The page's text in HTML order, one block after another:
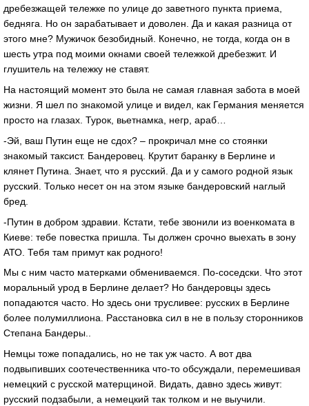
дребезжащей тележке по улице до заветного пункта приема,
бедняга. Но он зарабатывает и доволен. Да и какая разница от
этого мне? Мужичок безобидный. Конечно, не тогда, когда он в
шесть утра под моими окнами своей тележкой дребезжит. И
глушитель на тележку не ставят.
На настоящий момент это была не самая главная забота в моей
жизни. Я шел по знакомой улице и видел, как Германия меняется
просто на глазах. Турок, вьетнамка, негр, араб…
-Эй, ваш Путин еще не сдох? – прокричал мне со стоянки
знакомый таксист. Бандеровец. Крутит баранку в Берлине и
клянет Путина. Знает, что я русский. Да и у самого родной язык
русский. Только несет он на этом языке бандеровский наглый
бред.
-Путин в добром здравии. Кстати, тебе звонили из военкомата в
Киеве: тебе повестка пришла. Ты должен срочно выехать в зону
АТО. Тебя там примут как родного!
Мы с ним часто матерками обмениваемся. По-соседски. Что этот
моральный урод в Берлине делает? Но бандеровцы здесь
попадаются часто. Но здесь они трусливее: русских в Берлине
более полумиллиона. Расстановка сил в не в пользу сторонников
Степана Бандеры..
Немцы тоже попадались, но не так уж часто. А вот два
подвыпивших соотечественника что-то обсуждали, перемешивая
немецкий с русской матерщиной. Видать, давно здесь живут:
русский подзабыли, а немецкий так толком и не выучили.